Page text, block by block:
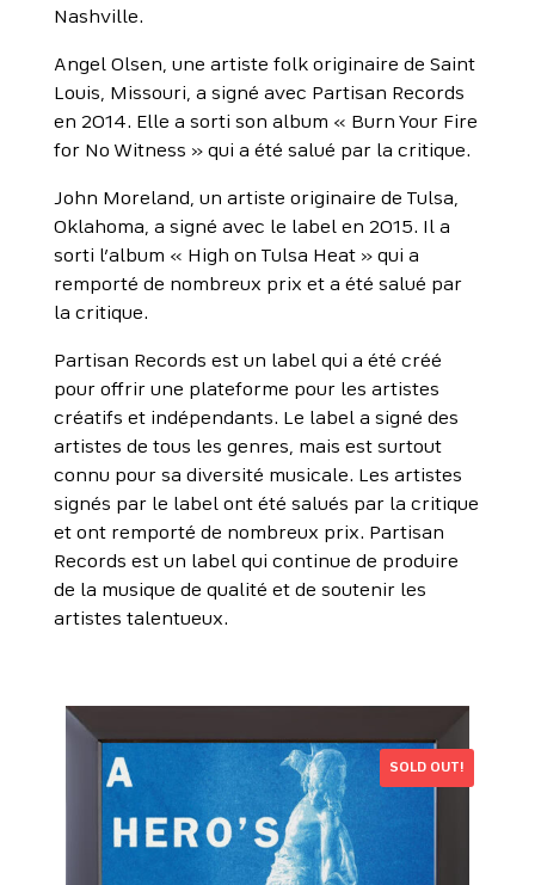
Nashville.
Angel Olsen, une artiste folk originaire de Saint
Louis, Missouri, a signé avec Partisan Records
en 2014. Elle a sorti son album « Burn Your Fire
for No Witness » qui a été salué par la critique.
John Moreland, un artiste originaire de Tulsa,
Oklahoma, a signé avec le label en 2015. Il a
sorti l’album « High on Tulsa Heat » qui a
remporté de nombreux prix et a été salué par
la critique.
Partisan Records est un label qui a été créé
pour offrir une plateforme pour les artistes
créatifs et indépendants. Le label a signé des
artistes de tous les genres, mais est surtout
connu pour sa diversité musicale. Les artistes
signés par le label ont été salués par la critique
et ont remporté de nombreux prix. Partisan
Records est un label qui continue de produire
de la musique de qualité et de soutenir les
artistes talentueux.
SOLD OUT!